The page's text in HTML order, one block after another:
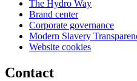
The Hydro Way
Brand center
Corporate governance
Modern Slavery
Website cookies
Contact